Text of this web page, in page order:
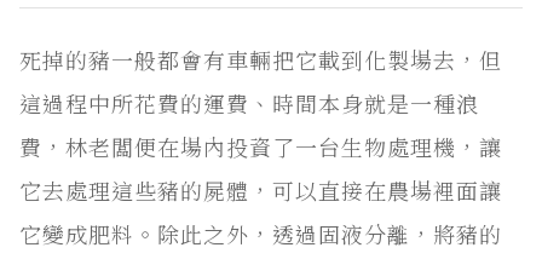
死掉的豬一般都會有車輛把它載到化製場去，但
這過程中所花費的運費、時間本身就是一種浪
費，林老闆便在場內投資了一台生物處理機，讓
它去處理這些豬的屍體，可以直接在農場裡面讓
它變成肥料。除此之外，透過固液分離，將豬的